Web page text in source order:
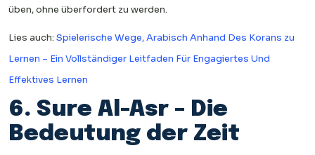
üben, ohne überfordert zu werden.
Lies auch: Spielerische Wege, Arabisch Anhand Des Korans zu
Lernen – Ein Vollständiger Leitfaden Für Engagiertes Und
Effektives Lernen
6. Sure Al-Asr – Die
Bedeutung der Zeit